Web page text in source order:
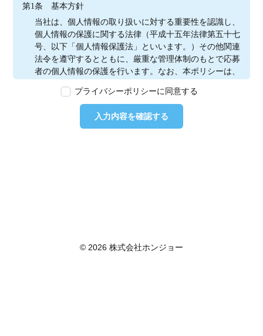
第1条　基本方針
当社は、個人情報の取り扱いに対する重要性を認識し、
個人情報の保護に関する法律（平成十五年法律第五十七
号、以下「個人情報保護法」といいます。）その他関連
法令を遵守するとともに、厳重な管理体制のもとで応募
者の個人情報の保護を行います。なお、本ポリシーは、
のとします。
第2条　個人情報の定義
本ポリシーにおいて「個人情報」とは、個人情報保護法
利用の停止、消去及び第三者への提供の停止を行うこと
プライバシーポリシーに同意する
入力内容を確認する
© 2026 株式会社ホンジョー